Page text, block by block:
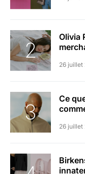
Olivia
26 juillet
Ce
26 juillet